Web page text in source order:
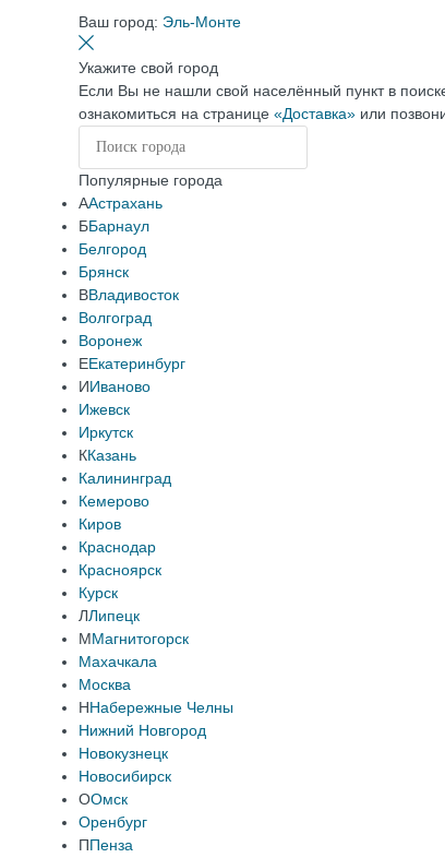
Ваш город: Эль-Монте
Укажите свой город
Если Вы не нашли свой населённый пункт в
ознакомиться на странице «Доставка» или
Популярные города
ААстрахань
ББарнаул
Белгород
Брянск
ВВладивосток
Волгоград
Воронеж
ЕЕкатеринбург
ИИваново
Ижевск
Иркутск
ККазань
Калининград
Кемерово
Киров
Краснодар
Красноярск
Курск
ЛЛипецк
ММагнитогорск
Махачкала
Москва
ННабережные Челны
Нижний Новгород
Новокузнецк
Новосибирск
ООмск
Оренбург
ППенза